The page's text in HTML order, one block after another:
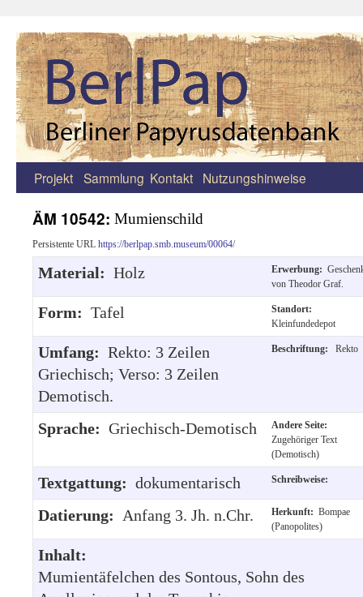
Zum
Inhalt
springen
Projekt Sammlung Kontakt Nutzungshinweise
ÄM 10542: Mumienschild
Persistente URL https://berlpap.smb.museum/00064/
Material: Holz Erwerbung:
von Theodor Graf.
Form: Tafel
Standort:
Kleinfundedepot
Umfang: Rekto: 3 Zeilen
Griechisch; Verso: 3 Zeilen
Demotisch.
Beschriftung: Rekto
Sprache: Griechisch-Demotisch
Andere Seite:
Zugehöriger Text
(Demotisch)
Textgattung: dokumentarisch Schreibweise:
Datierung: Anfang 3. Jh. n.Chr. Herkunft: Bompae
(Panopolites)
Inhalt:
Mumientäfelchen des Sontous, Sohn des